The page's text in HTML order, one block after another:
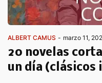
ALBERT CAMUS - marzo 11,
20 novelas
un día (clásicos